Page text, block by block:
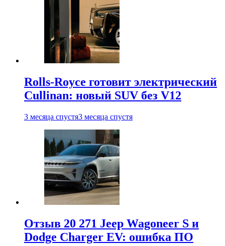
Rolls-Royce готовит электрический
Cullinan: новый SUV без V12
3 месяца спустя3 месяца спустя
Отзыв 20 271 Jeep Wagoneer S и
Dodge Charger EV: ошибка ПО